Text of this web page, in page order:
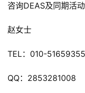
咨询DEAS及同期活
赵女士
TEL：010-
QQ：2853281008